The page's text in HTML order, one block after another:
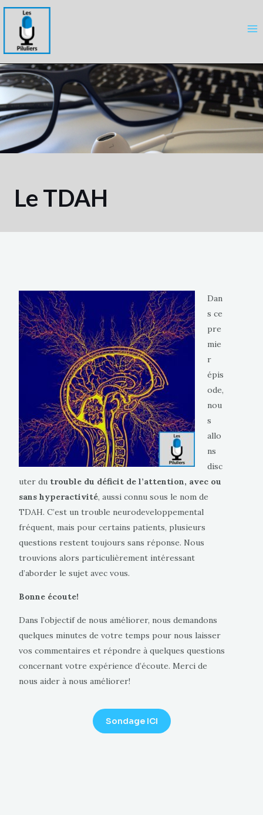
Le TDAH
Dan
s ce
pre
mie
r
épis
ode,
nou
s
allo
ns
disc
uter du trouble du déficit de l’attention, avec ou
sans hyperactivité, aussi connu sous le nom de
TDAH. C’est un trouble neurodeveloppemental
fréquent, mais pour certains patients, plusieurs
questions restent toujours sans réponse. Nous
trouvions alors particulièrement intéressant
d’aborder le sujet avec vous.
Bonne écoute!
Dans l’objectif de nous améliorer, nous demandons
quelques minutes de votre temps pour nous laisser
vos commentaires et répondre à quelques questions
concernant votre expérience d’écoute. Merci de
nous aider à nous améliorer!
Sondage ICI